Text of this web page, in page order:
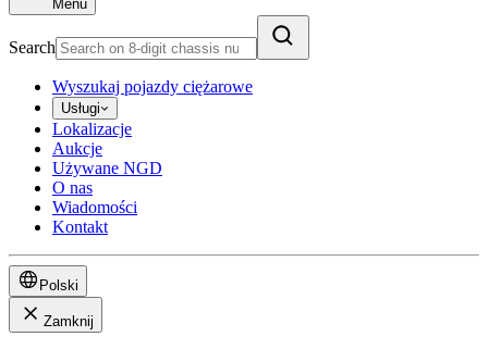
Menu
Search
Wyszukaj pojazdy ciężarowe
Usługi
Lokalizacje
Aukcje
Używane NGD
O nas
Wiadomości
Kontakt
Polski
Zamknij